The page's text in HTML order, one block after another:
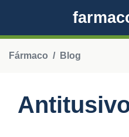
Fármaco Blog